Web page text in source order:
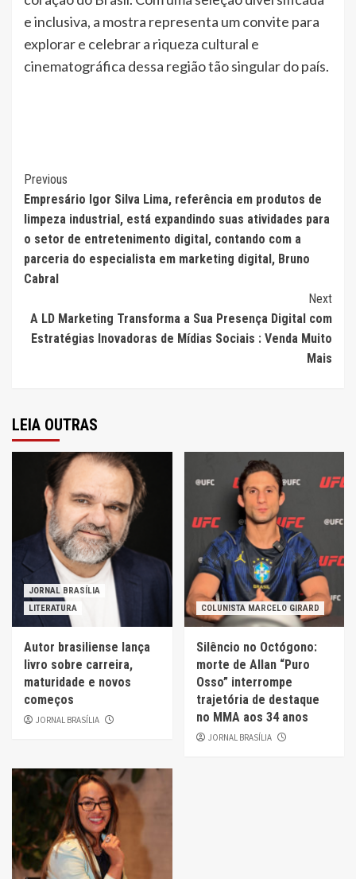
e inclusiva, a mostra representa um convite para
explorar e celebrar a riqueza cultural e
cinematográfica dessa região tão singular do país.
Continue
Reading
Previous
Empresário Igor Silva Lima, referência em produtos de
limpeza industrial, está expandindo suas atividades para
o setor de entretenimento digital, contando com a
parceria do especialista em marketing digital, Bruno
Cabral
Next
A LD Marketing Transforma a Sua Presença Digital com
Estratégias Inovadoras de Mídias Sociais : Venda Muito
Mais
LEIA OUTRAS
JORNAL BRASÍLIA
LITERATURA
Autor brasiliense lança
livro sobre carreira,
maturidade e novos
começos
JORNAL BRASÍLIA
COLUNISTA MARCELO GIRARD
Silêncio no Octógono:
morte de Allan “Puro
Osso” interrompe
trajetória de destaque
no MMA aos 34 anos
JORNAL BRASÍLIA